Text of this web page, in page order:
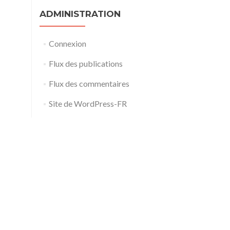
ADMINISTRATION
Connexion
Flux des publications
Flux des commentaires
Site de WordPress-FR